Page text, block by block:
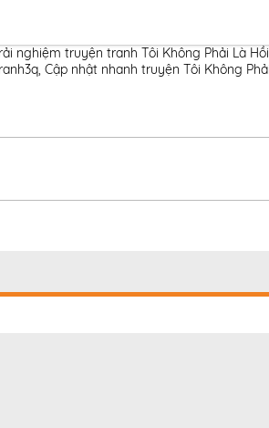
nghiệm truyện tranh Tôi Không Phải Là
, Cập nhật nhanh truyện Tôi Không